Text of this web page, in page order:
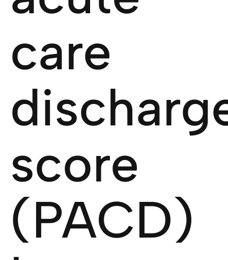
care
score
(PACD)